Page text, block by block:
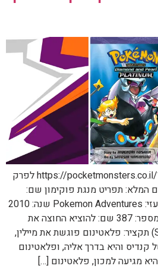
לפרק הקודם: https://pocketmonsters.co.il/?p=168997 לפרק
המלא: תפריט מנגת פוקימון שם:
הרפתקאות פוקימון שם לועזי: Pokemon Adventures שנה: 2010
כיוון קריאה: מימין לשמאל מספר: 387 שם: להוציא החוצה את
סנובר (Striking Out Snover) תקציר: פלאטינום פוגשת את מיילין,
והיא בדרך אליה, ופלאטינום
מגיעה למכון, פלאטינום […]